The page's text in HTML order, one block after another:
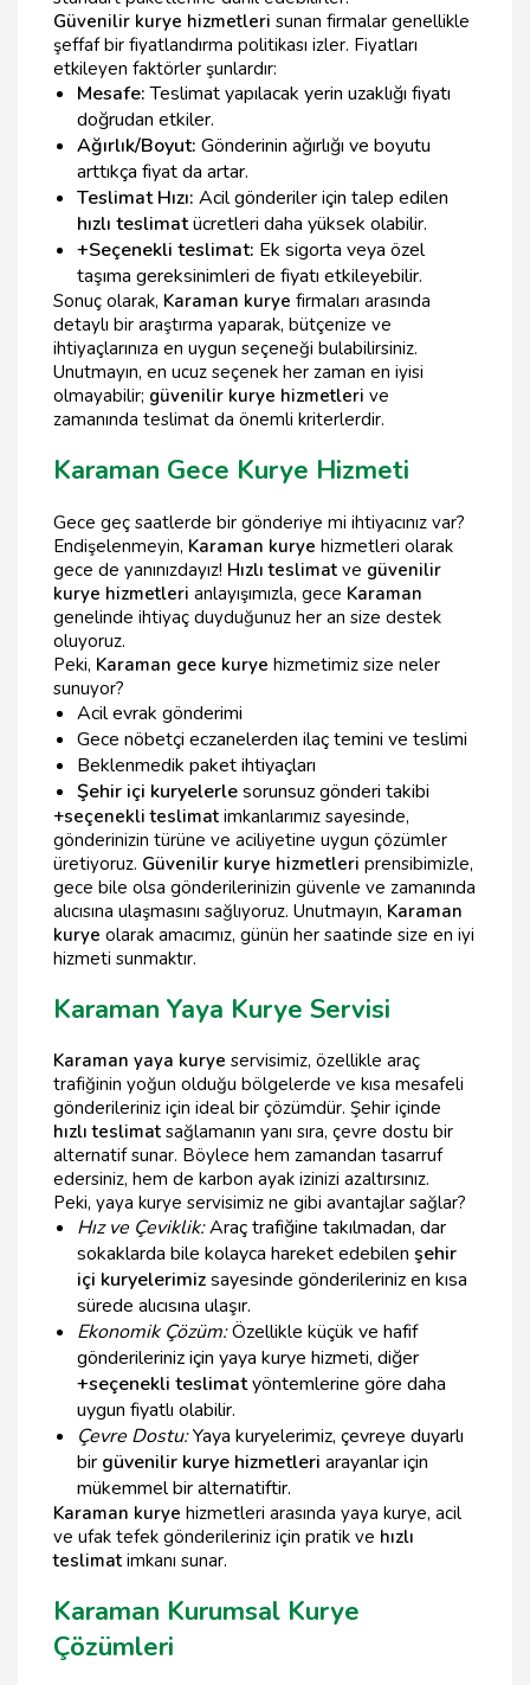
Güvenilir kurye hizmetleri sunan firmalar genellikle
şeffaf bir fiyatlandırma politikası izler. Fiyatları
etkileyen faktörler şunlardır:
Mesafe:Teslimat yapılacak yerin uzaklığı fiyatı
doğrudan etkiler.
Ağırlık/Boyut: Gönderinin ağırlığı ve boyutu
arttıkça fiyat da artar.
Teslimat Hızı: Acil gönderiler için talep edilen
hızlı teslimatücretleri daha yüksek olabilir.
+Seçenekli teslimat: Ek sigorta veya özel
taşıma gereksinimleri de fiyatı etkileyebilir.
Sonuç olarak, Karaman kurye firmaları arasında
detaylı bir araştırma yaparak, bütçenize ve
ihtiyaçlarınıza en uygun seçeneği bulabilirsiniz.
Unutmayın, en ucuz seçenek her zaman en iyisi
olmayabilir; güvenilir kurye hizmetleri ve
zamanında teslimat da önemli kriterlerdir.
Karaman Gece Kurye Hizmeti
Gece geç saatlerde bir gönderiye mi ihtiyacınız var?
Endişelenmeyin, Karaman kurye hizmetleri olarak
gece de yanınızdayız! Hızlı teslimat ve güvenilir
kurye hizmetleri anlayışımızla, gece Karaman
genelinde ihtiyaç duyduğunuz her an size destek
oluyoruz.
Peki, Karaman gece kurye hizmetimiz size neler
sunuyor?
Acil evrak gönderimi
Gece nöbetçi eczanelerden ilaç temini ve teslimi
Beklenmedik paket ihtiyaçları
Şehir içi kuryelerlesorunsuz gönderi takibi
+seçenekli teslimat imkanlarımız sayesinde,
gönderinizin türüne ve aciliyetine uygun çözümler
üretiyoruz. Güvenilir kurye hizmetleri prensibimizle,
gece bile olsa gönderilerinizin güvenle ve zamanında
alıcısına ulaşmasını sağlıyoruz. Unutmayın, Karaman
kurye olarak amacımız, günün her saatinde size en iyi
hizmeti sunmaktır.
Karaman Yaya Kurye Servisi
Karaman yaya kurye servisimiz, özellikle araç
trafiğinin yoğun olduğu bölgelerde ve kısa mesafeli
gönderileriniz için ideal bir çözümdür. Şehir içinde
hızlı teslimat sağlamanın yanı sıra, çevre dostu bir
alternatif sunar. Böylece hem zamandan tasarruf
edersiniz, hem de karbon ayak izinizi azaltırsınız.
Peki, yaya kurye servisimiz ne gibi avantajlar sağlar?
Hız ve Çeviklik:Araç trafiğine takılmadan, dar
sokaklarda bile kolayca hareket edebilen şehir
içi kuryelerimizsayesinde gönderileriniz en kısa
sürede alıcısına ulaşır.
Ekonomik Çözüm:Özellikle küçük ve hafif
gönderileriniz için yaya kurye hizmeti, diğer
+seçenekli teslimatyöntemlerine göre daha
uygun fiyatlı olabilir.
Çevre Dostu:Yaya kuryelerimiz, çevreye duyarlı
bir güvenilir kurye hizmetleri arayanlar için
mükemmel bir alternatiftir.
Karaman kurye hizmetleri arasında yaya kurye, acil
ve ufak tefek gönderileriniz için pratik ve hızlı
teslimat imkanı sunar.
Karaman Kurumsal Kurye
Çözümleri